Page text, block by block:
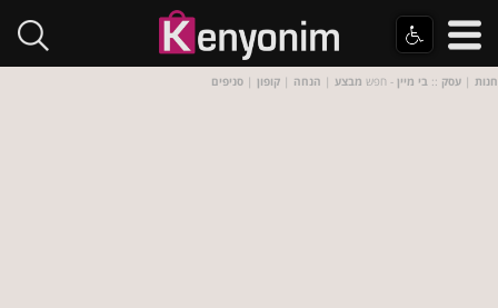
חנות | עסק :: בי מיין - חפש מבצע | הנחה | קופון | סניפים